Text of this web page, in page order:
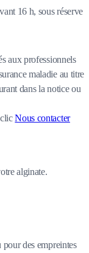
16 h, sous réserve
aux professionnels
maladie au titre
dans la notice ou
clicNous contacter
alginate.
pour des empreintes